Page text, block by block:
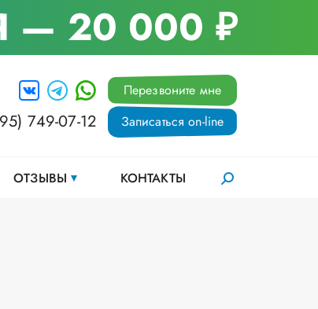
— 20 000 ₽
749-07-12
Перезвоните мне
Записаться on-line
ОТЗЫВЫ КОНТАКТЫ